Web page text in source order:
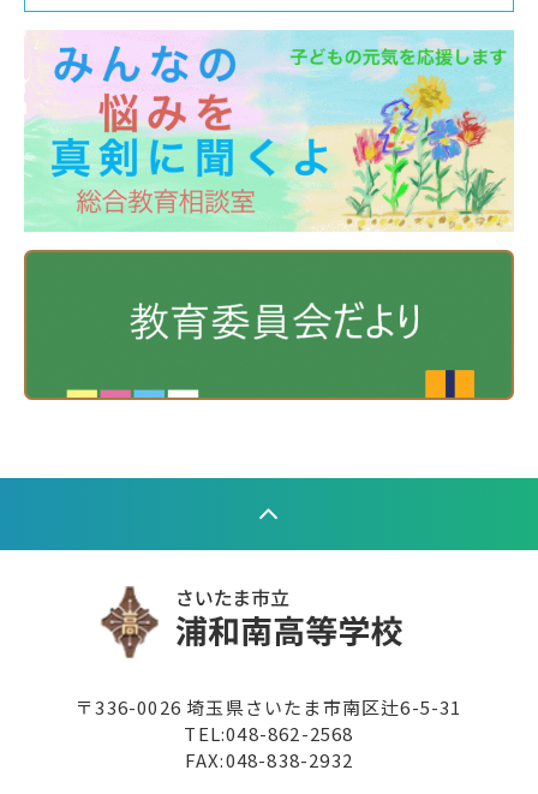
〒336-0026 埼玉県さいたま市南区辻6-5-31
TEL:048-862-2568
FAX:048-838-2932